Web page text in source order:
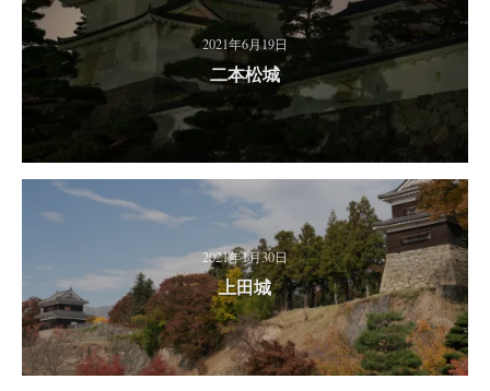
2021年6月19日
二本松城
2021年1月30日
上田城